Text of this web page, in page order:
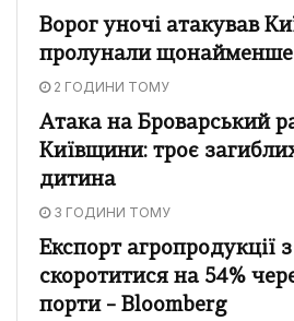
Ворог уночі атакував
пролунали щонайменше
2 ГОДИНИ ТОМУ
Атака на Броварський
Київщини: троє
дитина
3 ГОДИНИ ТОМУ
Експорт агропродукції
скоротитися на 54%
порти – Bloomberg